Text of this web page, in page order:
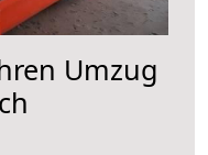
Umzug